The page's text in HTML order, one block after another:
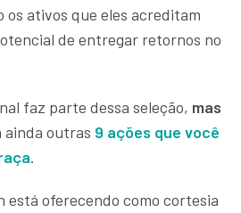
os ativos que eles acreditam
de entregar retornos no
faz parte dessa seleção, mas
ainda outras 9 ações que você
.
está oferecendo como cortesia